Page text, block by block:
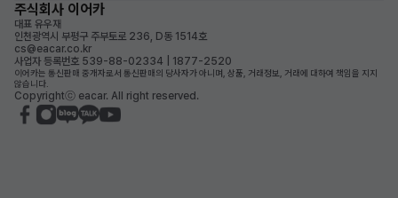
주식회사 이어카
대표 유우재
인천광역시 부평구 주부토로 236, D동 1514호
cs@eacar.co.kr
사업자 등록번호 539-88-02334 | 1877-2520
이어카는 통신판매 중개자로서 통신판매의 당사자가 아니며, 상품, 거래정보, 거래에 대하여 책임을 지지
않습니다.
Copyrightⓒ eacar. All right reserved.